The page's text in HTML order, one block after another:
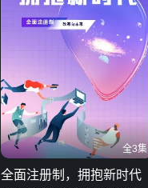
全3集
全面注册制，拥抱新时代